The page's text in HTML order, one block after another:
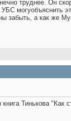
труднее. Он
могуобъяснить
забыть, а как же
Тинькова "Как